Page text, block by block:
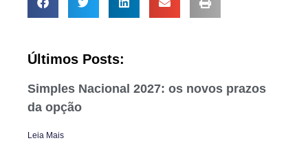
Últimos Posts:
Simples Nacional 2027: os novos prazos
da opção
Leia Mais